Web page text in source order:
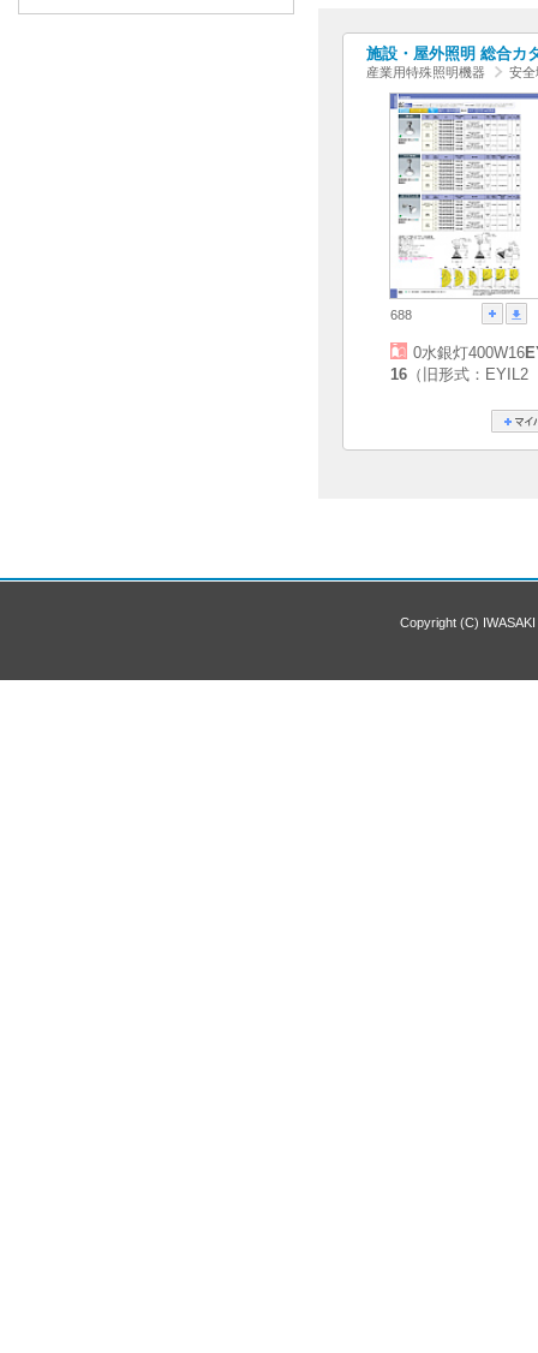
施設・屋外照明 総合カ
産業用特殊照明機器 安全
688
0水銀灯400W16
16 （旧形式：EYIL2
Copyright (C)